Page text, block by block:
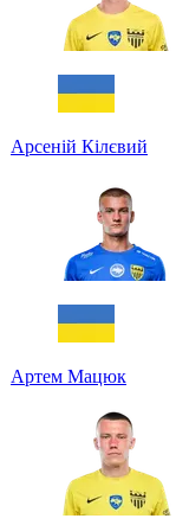
Арсеній Кілєвий
Артем Мацюк